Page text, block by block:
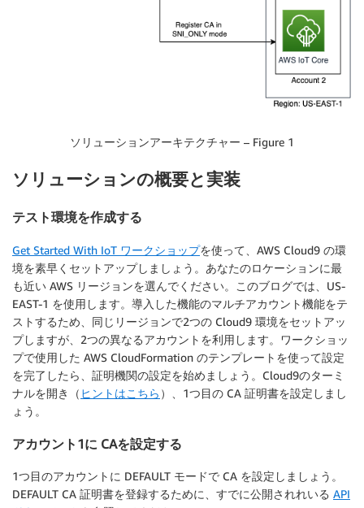
ソリューションアーキテクチャー – Figure 1
ソリューションの概要と実装
テスト環境を作成する
Get Started With IoT ワークショップを使って、AWS Cloud9 の環
境を素早くセットアップしましょう。あなたのロケーションに最
も近い AWS リージョンを選んでください。このブログでは、US-
EAST-1 を使用します。導入した機能のマルチアカウント機能をテ
ストするため、同じリージョンで2つの Cloud9 環境をセットアッ
プしますが、2つの異なるアカウントを利用します。ワークショッ
プで使用した AWS CloudFormation のテンプレートを使って設定
を完了したら、証明機関の設定を始めましょう。Cloud9のターミ
ナルを開き（ ヒントはこちら ）、1つ目の CA 証明書を設定しまし
ょう。
アカウント1に CAを設定する
1つ目のアカウントに DEFAULT モードで CA を設定しましょう。
DEFAULT CA 証明書を登録するために、すでに公開されれいる API